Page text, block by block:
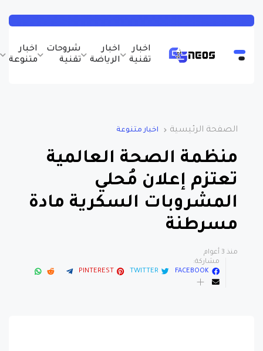
اخبار
تقنية
اخبار
الرياضة
شروحات
تقنية
اخبار
متنوعة
الصفحة الرئيسية اخبار متنوعة
منظمة الصحة العالمية
تعتزم إعلان مُحلي
المشروبات السكرية مادة
مسرطنة
منذ 3 أعوام
مشاركة:
FACEBOOK
TWITTER
PINTEREST